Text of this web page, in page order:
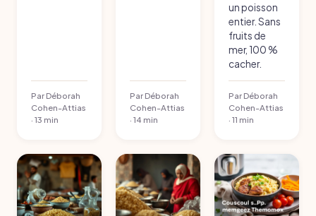
Par Déborah
Cohen-Attias
· 13 min
Par Déborah
Cohen-Attias
· 14 min
un poisson
entier. Sans
fruits de
mer, 100 %
cacher.
Par Déborah
Cohen-Attias
· 11 min